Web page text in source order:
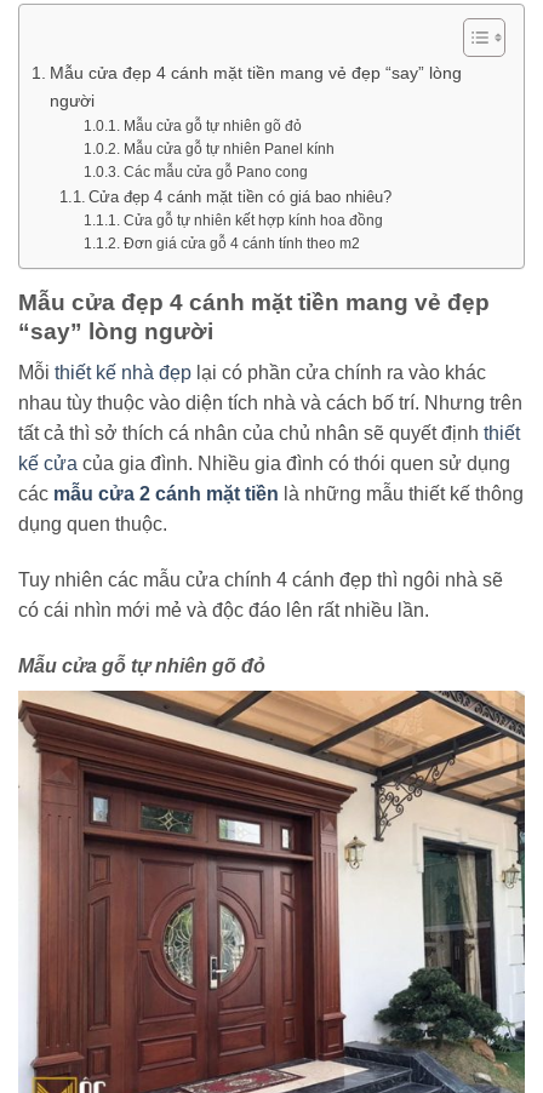
Mẫu cửa đẹp 4 cánh mặt tiền mang vẻ đẹp “say” lòng
người
Mẫu cửa gỗ tự nhiên gõ đỏ
Mẫu cửa gỗ tự nhiên Panel kính
Các mẫu cửa gỗ Pano cong
Cửa đẹp 4 cánh mặt tiền có giá bao nhiêu?
Cửa gỗ tự nhiên kết hợp kính hoa đồng
Đơn giá cửa gỗ 4 cánh tính theo m2
Mẫu cửa đẹp 4 cánh mặt tiền mang vẻ đẹp
“say” lòng người
Mỗi thiết kế nhà đẹp lại có phần cửa chính ra vào khác
nhau tùy thuộc vào diện tích nhà và cách bố trí. Nhưng trên
tất cả thì sở thích cá nhân của chủ nhân sẽ quyết định thiết
kế cửa của gia đình. Nhiều gia đình có thói quen sử dụng
các mẫu cửa 2 cánh mặt tiền là những mẫu thiết kế thông
dụng quen thuộc.
Tuy nhiên các mẫu cửa chính 4 cánh đẹp thì ngôi nhà sẽ
có cái nhìn mới mẻ và độc đáo lên rất nhiều lần.
Mẫu cửa gỗ tự nhiên gõ đỏ